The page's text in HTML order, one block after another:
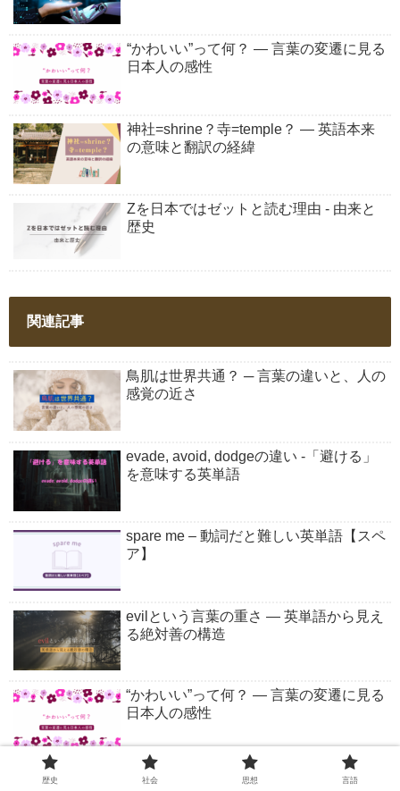
“かわいい”って何？ ― 言葉の変遷に見る
日本人の感性
神社=shrine？寺=temple？ ― 英語本来
の意味と翻訳の経緯
Zを日本ではゼットと読む理由 - 由来と
歴史
関連記事
鳥肌は世界共通？ ─ 言葉の違いと、人の
感覚の近さ
evade, avoid, dodgeの違い -「避ける」
を意味する英単語
spare me – 動詞だと難しい英単語【スペ
ア】
evilという言葉の重さ ― 英単語から見え
る絶対善の構造
“かわいい”って何？ ― 言葉の変遷に見る
日本人の感性
歴史 社会 思想 言語